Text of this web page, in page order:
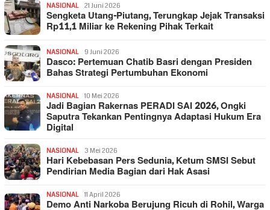
NASIONAL 21 Juni 2026
Sengketa Utang-Piutang, Terungkap Jejak Transaksi
Rp11,1 Miliar ke Rekening Pihak Terkait
NASIONAL 9 Juni 2026
Dasco: Pertemuan Chatib Basri dengan Presiden
Bahas Strategi Pertumbuhan Ekonomi
NASIONAL 10 Mei 2026
Jadi Bagian Rakernas PERADI SAI 2026, Ongki
Saputra Tekankan Pentingnya Adaptasi Hukum Era
Digital
NASIONAL 3 Mei 2026
Hari Kebebasan Pers Sedunia, Ketum SMSI Sebut
Pendirian Media Bagian dari Hak Asasi
NASIONAL 11 April 2026
Demo Anti Narkoba Berujung Ricuh di Rohil, Warga